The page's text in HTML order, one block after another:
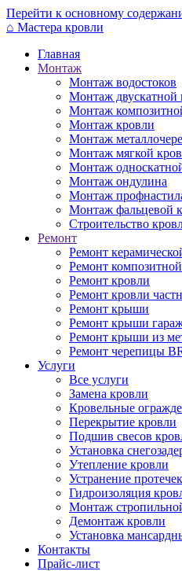
Перейти к основному
⌂ Мастера кровли
Главная
Монтаж
Монтаж водостоков
Монтаж
Монтаж
Монтаж кровли
Монтаж
Монтаж мягкой
Монтаж
Монтаж ондулина
Монтаж
Монтаж фальцевой
Строительство
Ремонт
Ремонт
Ремонт
Ремонт кровли
Ремонт кровли
Ремонт крыши
Ремонт крыши
Ремонт крыши из
Ремонт черепицы
Услуги
Все услуги
Замена кровли
Кровельные
Перекрытие кровли
Подшив свесов
Установка
Утепление кровли
Устранение
Гидроизоляция
Монтаж
Демонтаж кровли
Установка
Контакты
Прайс-лист